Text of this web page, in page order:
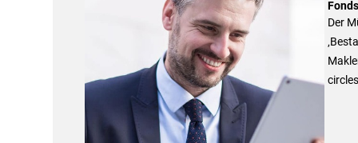
Der